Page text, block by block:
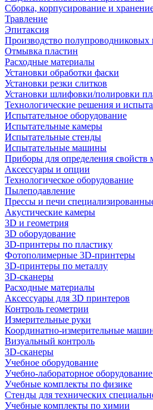
Сборка, корпусирование и
Травление
Эпитаксия
Производство полупроводниковых
Отмывка пластин
Расходные материалы
Установки обработки фаски
Установки резки слитков
Установки шлифовки/полировки
Технологические решения и
Испытательное оборудование
Испытательные камеры
Испытательные стенды
Испытательные машины
Приборы для определения свойств
Аксессуары и опции
Технологическое оборудование
Пылеподавление
Прессы и печи
Акустические камеры
3D и геометрия
3D оборудование
3D-принтеры по пластику
Фотополимерные 3D-принтеры
3D-принтеры по металлу
3D-сканеры
Расходные материалы
Аксессуары для 3D принтеров
Контроль геометрии
Измерительные руки
Координатно-измерительные
Визуальный контроль
3D-сканеры
Учебное оборудование
Учебно-лабораторное
Учебные комплекты по физике
Стенды для технических
Учебные комплекты по химии